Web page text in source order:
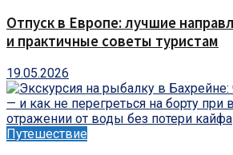
Отпуск в Европе: лучшие
и практичные советы туристам
19.05.2026
Путешествие